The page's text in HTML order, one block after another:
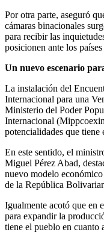
Por otra parte, aseguró
cámaras binacionales
para recibir las
posicionen ante los
Un nuevo escenario
La instalación del
Internacional para una
Ministerio del Poder
Internacional
potencialidades que tiene
En este sentido, el
Miguel Pérez Abad,
nuevo modelo
de la República
Igualmente acotó que en
para expandir la
tiene el pueblo en cuanto